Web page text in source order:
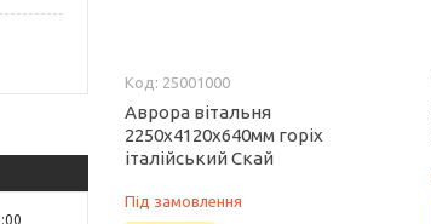
25001000
Аврора вітальня
2250х4120х640мм горіх
італійський Скай
Під замовлення